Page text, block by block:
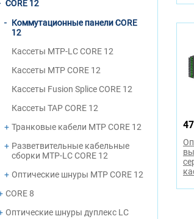
CORE 12
Коммутационные панели CORE
12
Кассеты MTP-LC CORE 12
Кассеты MTP CORE 12
Кассеты Fusion Splice CORE 12
Кассеты TAP CORE 12
Транковые кабели MTP CORE 12
Разветвительные кабельные
сборки MTP-LC CORE 12
Оптические шнуры MTP CORE 12
CORE 8
Оптические шнуры дуплекс LC